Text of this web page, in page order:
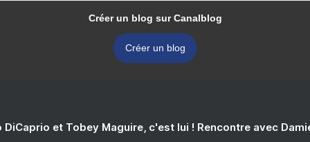
Créer un blog sur Canalblog
Créer un blog
DiCaprio et Tobey Maguire, c'est lui ! Rencontre avec